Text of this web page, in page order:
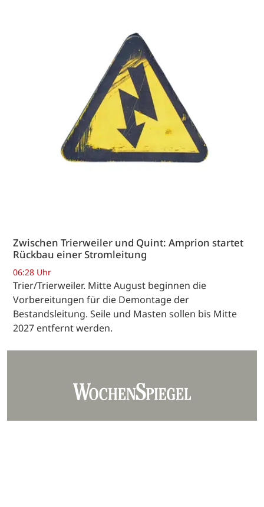
Zwischen Trierweiler und Quint: Amprion startet
Rückbau einer Stromleitung
06:28 Uhr
Trier/Trierweiler. Mitte August beginnen die
Vorbereitungen für die Demontage der
Bestandsleitung. Seile und Masten sollen bis Mitte
2027 entfernt werden.